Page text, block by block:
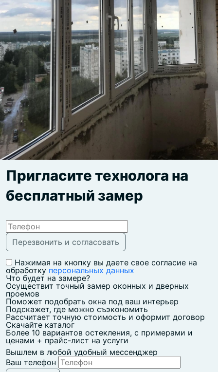
Пригласите технолога на
бесплатный замер
Нажимая на кнопку вы даете свое согласие на
обработку персональных данных
Что будет на замере?
Осуществит точный замер оконных и дверных
проемов
Поможет подобрать окна под ваш интерьер
Подскажет, где можно съэкономить
Рассчитает точную стоимость и оформит договор
Скачайте каталог
Более 10 вариантов остекления, с примерами и
ценами + прайс-лист на услуги
Вышлем в любой удобный мессенджер
Ваш телефон